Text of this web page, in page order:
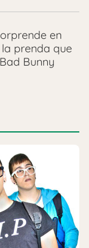
en
prenda que
Bunny